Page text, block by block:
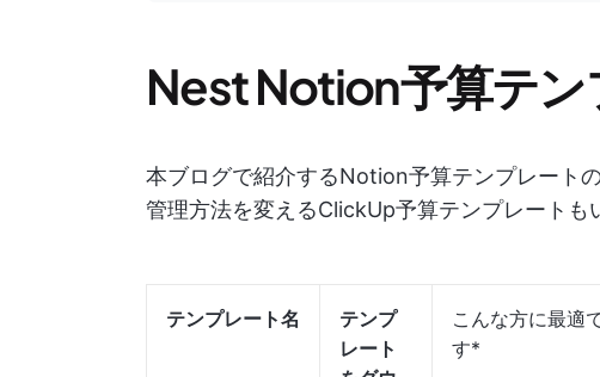
Nest Notion予算テン
本ブログで紹介するNotion予算テンプレート
管理方法を変えるClickUp予算テンプレートも
テンプレート名
テンプ
レート
こんな方に最適
す*